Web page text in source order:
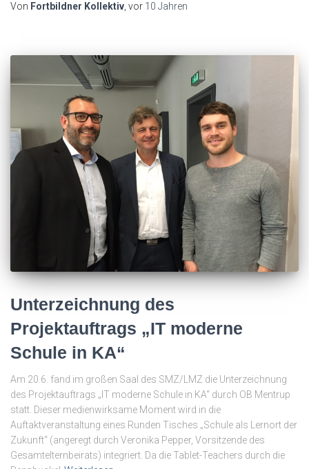
Von Fortbildner Kollektiv, vor 10 Jahren
Unterzeichnung des
Projektauftrags „IT moderne
Schule in KA“
Am 20.6. fand im großen Saal des SMZ/LMZ die Unterzeichnung
des Projektauftrags „IT moderne Schule in KA“ durch OB Mentrup
statt. Dieser medienwirksame Moment wird in die
Auftaktveranstaltung eines Runden Tisches „Schule als Lernort der
Zukunft“ (angeregt durch Veronika Pepper, Vorsitzende des
Gesamtelternbeirats) integriert. Da die Tablet-Teachers durch die